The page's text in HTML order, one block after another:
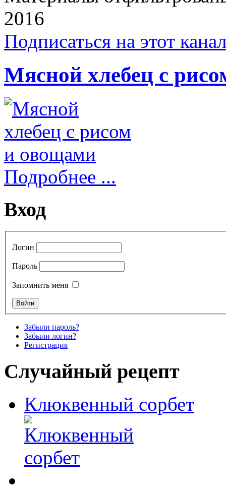
2016
Подписаться на этот
Мясной хлебец с
Подробнее ...
Вход
Логин
Пароль
Запомнить меня
Забыли пароль?
Забыли логин?
Регистрация
Случайный рецепт
Клюквенный сорбет